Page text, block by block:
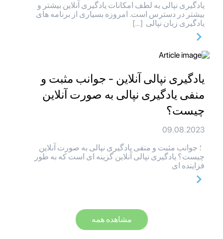
یادگیری نپالی به لطف امکانات یادگیری آنلاین بیشتر و
بیشتر در دسترس است. امروزه بسیاری از برنامه های
یادگیری زبان نپالی […]
یادگیری نپالی آنلاین - جوانب مثبت و
منفی یادگیری نپالی به صورت آنلاین
چیست؟
09.08.2023
؛ جوانب مثبت و منفی یادگیری نپالی به صورت آنلاین
چیست؟ یادگیری نپالی آنلاین گزینه ای است که به طور
فزاینده ای
مشاهده همه